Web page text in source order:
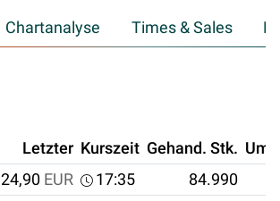
Chartanalyse Times & Sales
Letzter Kurszeit Gehand. Stk.
24,90 EUR 17:35 84.990